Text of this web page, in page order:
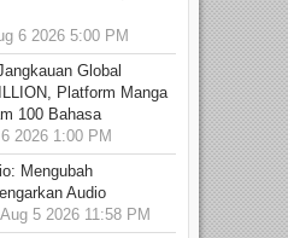
6 2026 5:00 PM
Global
Platform Manga
100 Bahasa
2026 1:00 PM
Mengubah
Audio
5 2026 11:58 PM